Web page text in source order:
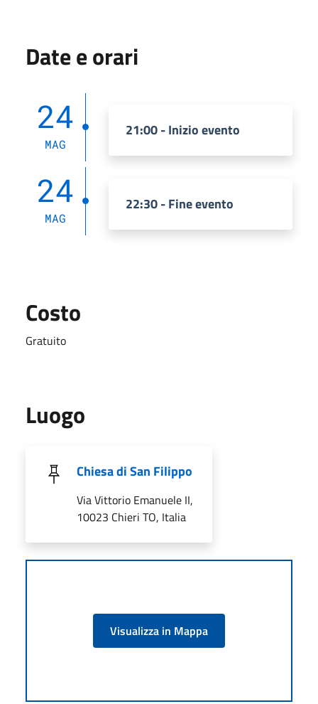
Date e orari
24
MAG
21:00 - Inizio evento
24
MAG
22:30 - Fine evento
Costo
Gratuito
Luogo
Chiesa di San Filippo
Via Vittorio Emanuele II,
10023 Chieri TO, Italia
Visualizza in Mappa